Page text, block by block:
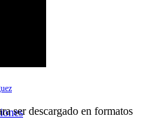
ser descargado en formatos